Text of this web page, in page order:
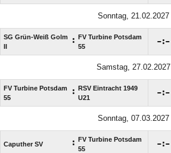
Sonntag, 21.02.2027
SG Grün-Weiß Golm
II
: FV Turbine Potsdam
55
:
Samstag, 27.02.2027
FV Turbine Potsdam
55
: RSV Eintracht 1949
U21
:
Sonntag, 07.03.2027
Caputher SV : FV Turbine Potsdam
55
: